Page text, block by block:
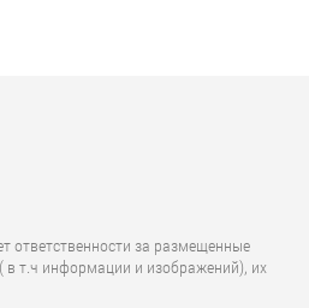
ответственности за размещенные
т.ч информации и изображений), их